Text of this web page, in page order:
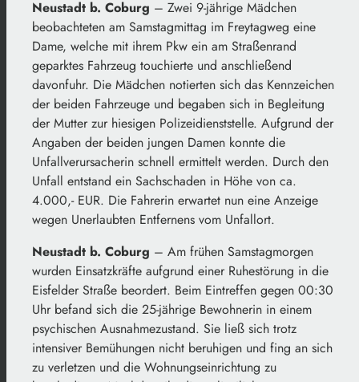
Neustadt b. Coburg – Zwei 9-jährige Mädchen
beobachteten am Samstagmittag im Freytagweg eine
Dame, welche mit ihrem Pkw ein am Straßenrand
geparktes Fahrzeug touchierte und anschließend
davonfuhr. Die Mädchen notierten sich das Kennzeichen
der beiden Fahrzeuge und begaben sich in Begleitung
der Mutter zur hiesigen Polizeidienststelle. Aufgrund der
Angaben der beiden jungen Damen konnte die
Unfallverursacherin schnell ermittelt werden. Durch den
Unfall entstand ein Sachschaden in Höhe von ca.
4.000,- EUR. Die Fahrerin erwartet nun eine Anzeige
wegen Unerlaubten Entfernens vom Unfallort.
Neustadt b. Coburg – Am frühen Samstagmorgen
wurden Einsatzkräfte aufgrund einer Ruhestörung in die
Eisfelder Straße beordert. Beim Eintreffen gegen 00:30
Uhr befand sich die 25-jährige Bewohnerin in einem
psychischen Ausnahmezustand. Sie ließ sich trotz
intensiver Bemühungen nicht beruhigen und fing an sich
zu verletzen und die Wohnungseinrichtung zu